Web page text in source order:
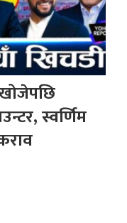
खोजेपछि
स्वर्णिम